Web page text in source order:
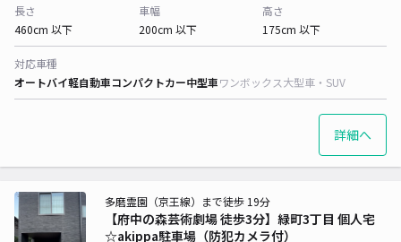
長さ
460cm 以下
車幅
200cm 以下
高さ
175cm 以下
対応車種
オートバイ軽自動車コンパクトカー中型車ワンボックス大型車・SUV
詳細へ
【府中の森芸術劇場 徒歩3分】緑町3丁目 個人宅
☆akippa駐車場（防犯カメラ付）
多磨霊園（京王線）まで徒歩 19分